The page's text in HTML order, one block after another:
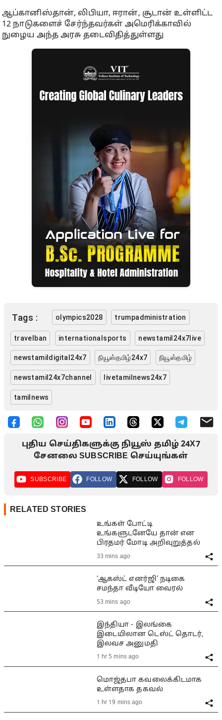
ஆப்கானிஸ்தான், லிபியா, ஈரான், சூடான் உள்ளிட்ட
12 நாடுகளைச் சேர்ந்தவர்கள் அமெரிக்காவில்
நுழைய அந்த அரசு தடைவிதித்துள்ளது
Tags : olympics2028 trumpadministration
travelban internationalsports newstamil24x7live
newstamildigital24x7 நியூஸ்தமிழ்24x7 நியூஸ்தமிழ்
newstamil24x7channel livetamilnews24x7
tamilnews
புதிய செய்திகளுக்கு நியூஸ் தமிழ் 24X7
சேனலை SUBSCRIBE செய்யுங்கள்
SUBSCRIBE FOLLOW FOLLOW FOLLOW
RELATED STORIES
உங்கள் போட்டி
உங்களுடனேயே தான் என
பிரதமர் மோடி அறிவுறுத்தல்
33 mins ago
‘ஆகஸ்ட் எனர்ஜி’ நடிகை
சமந்தா வீடியோ வைரல்
53 mins ago
இந்தியா - இலங்கை
இடையிலான டெஸ்ட் தொடர்,
இலவச அனுமதி
1 hr 5 mins ago
மொஜ்தபா கவலைக்கிடமாக
உள்ளதாக தகவல்
1 hr 19 mins ago